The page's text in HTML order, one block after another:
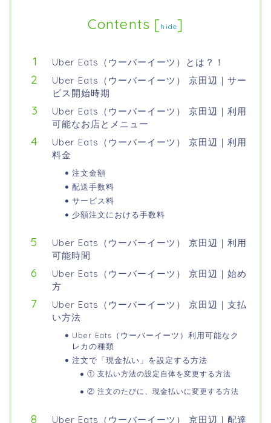
Contents [hide]
Uber Eats（ウーバーイーツ）とは？！
Uber Eats（ウーバーイーツ） 京田辺｜サー
ビス開始時期
Uber Eats（ウーバーイーツ） 京田辺｜利用
可能なお店とメニュー
Uber Eats（ウーバーイーツ） 京田辺｜利用
料金
注文金額
配送手数料
サービス料
少額注文における手数料
Uber Eats（ウーバーイーツ） 京田辺｜利用
可能時間
Uber Eats（ウーバーイーツ） 京田辺｜始め
方
Uber Eats（ウーバーイーツ） 京田辺｜支払
い方法
Uber Eats（ウーバーイーツ）利用可能なク
レカの種類
注文で「現金払い」を設定する方法
① 支払い方法の設定自体を変更する方法
② 注文のたびに、現金払いに変更する方法
Uber Eats（ウーバーイーツ） 京田辺｜配達